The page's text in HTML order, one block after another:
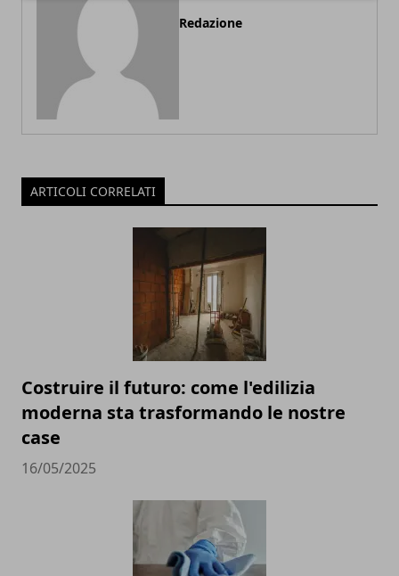
Redazione
ARTICOLI CORRELATI
Costruire il futuro: come l'edilizia
moderna sta trasformando le nostre
case
16/05/2025